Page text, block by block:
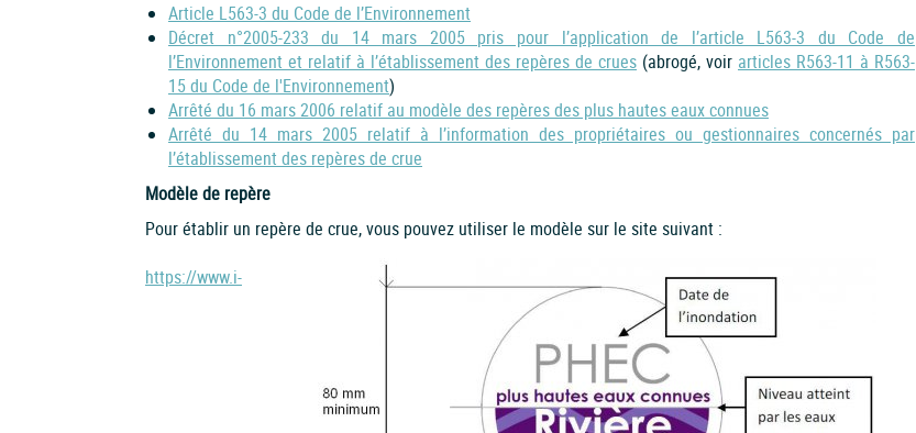
Article L563-3 du Code de l’Environnement
Décret n°2005-233 du 14 mars 2005 pris pour l’application de l’article L563-3 du Code de
l’Environnement et relatif à l’établissement des repères de crues (abrogé, voir articles R563-11 à R563-
15 du Code de l'Environnement)
Arrêté du 16 mars 2006 relatif au modèle des repères des plus hautes eaux connues
Arrêté du 14 mars 2005 relatif à l’information des propriétaires ou gestionnaires concernés par
l’établissement des repères de crue
Modèle de repère
Pour établir un repère de crue, vous pouvez utiliser le modèle sur le site suivant :
https://www.i-